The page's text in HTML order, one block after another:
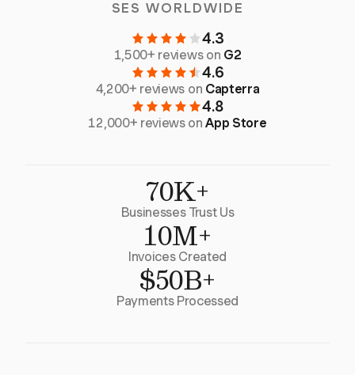
SES WORLDWIDE
4.3
1,500+ reviews on G2
4.6
4,200+ reviews on Capterra
4.8
12,000+ reviews onApp Store
70K+
Businesses Trust Us
10M+
Invoices Created
$50B+
Payments Processed